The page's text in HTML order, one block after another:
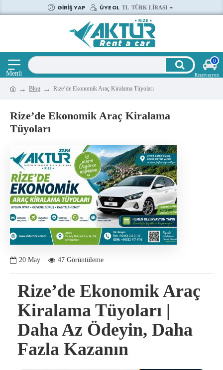
GIRIŞ YAP ÜYE OL TL TÜRK LIRASI
0
Blog Rize’de Ekonomik Araç Kiralama Tüyoları
Rize’de Ekonomik Araç Kiralama
Tüyoları
20 May 47 Görüntüleme
Rize’de Ekonomik Araç
Kiralama Tüyoları |
Daha Az Ödeyin, Daha
Fazla Kazanın